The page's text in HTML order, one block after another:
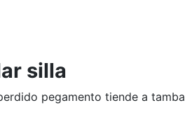
silla
pegamento tiende a